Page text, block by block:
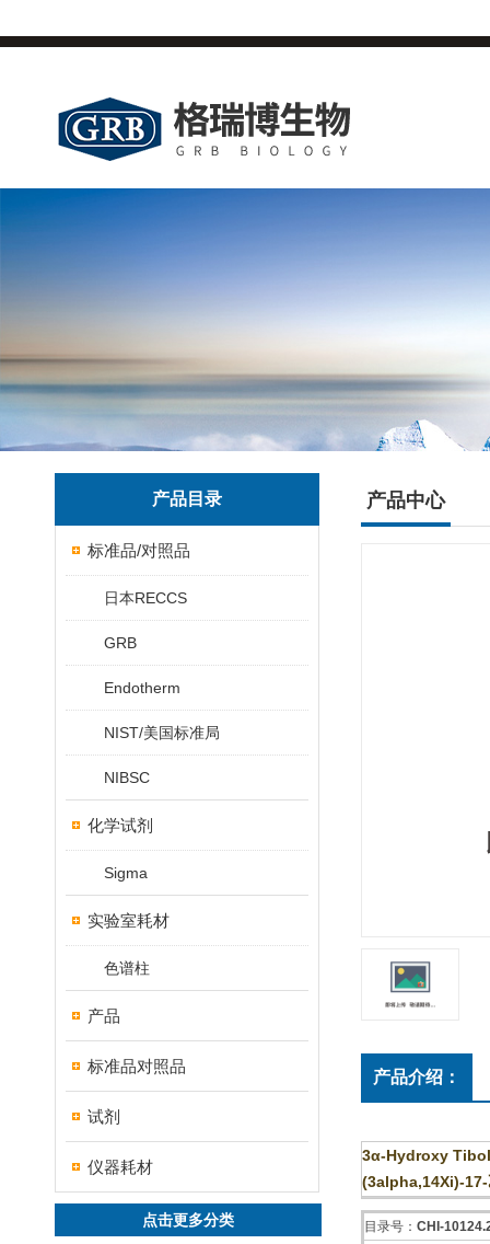
产品目录
标准品/对照品
日本RECCS
GRB
Endotherm
NIST/美国标准局
NIBSC
化学试剂
Sigma
实验室耗材
色谱柱
产品
标准品对照品
试剂
仪器耗材
点击更多分类
产品中心
产品介绍：
3α-Hydroxy
(3alpha,14Xi)-17-
目录号： CHI-